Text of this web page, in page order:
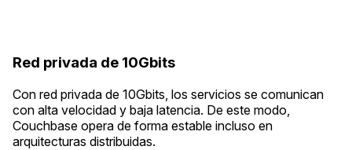
Red privada de 10Gbits
Con red privada de 10Gbits, los servicios se comunican
con alta velocidad y baja latencia. De este modo,
Couchbase opera de forma estable incluso en
arquitecturas distribuidas.